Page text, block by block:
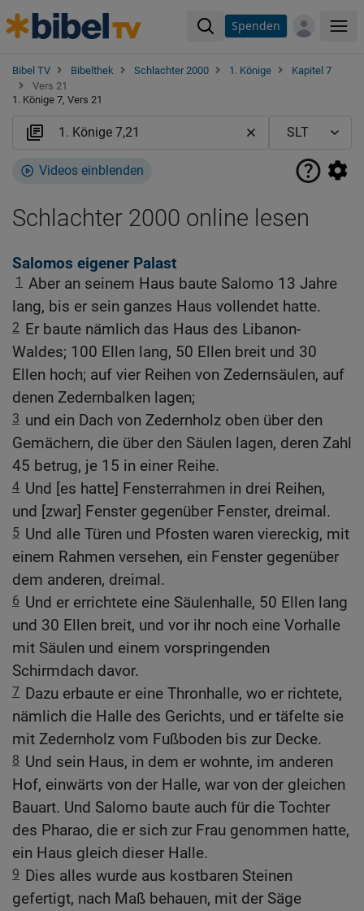
Spenden
Bibel TV Bibelthek Schlachter 2000 1. Könige
Kapitel 7
Vers 21
1. Könige 7, Vers 21
Videos einblenden
Schlachter 2000 online lesen
Salomos eigener Palast
1 Aber an seinem Haus baute Salomo 13 Jahre
lang, bis er sein ganzes Haus vollendet hatte.
2 Er baute nämlich das Haus des Libanon-
Waldes; 100 Ellen lang, 50 Ellen breit und 30
Ellen hoch; auf vier Reihen von Zedernsäulen, auf
denen Zedernbalken lagen;
3 und ein Dach von Zedernholz oben über den
Gemächern, die über den Säulen lagen, deren Zahl
45 betrug, je 15 in einer Reihe.
4 Und [es hatte] Fensterrahmen in drei Reihen,
und [zwar] Fenster gegenüber Fenster, dreimal.
5 Und alle Türen und Pfosten waren viereckig, mit
einem Rahmen versehen, ein Fenster gegenüber
dem anderen, dreimal.
6 Und er errichtete eine Säulenhalle, 50 Ellen lang
und 30 Ellen breit, und vor ihr noch eine Vorhalle
mit Säulen und einem vorspringenden
Schirmdach davor.
7 Dazu erbaute er eine Thronhalle, wo er richtete,
nämlich die Halle des Gerichts, und er täfelte sie
mit Zedernholz vom Fußboden bis zur Decke.
8 Und sein Haus, in dem er wohnte, im anderen
Hof, einwärts von der Halle, war von der gleichen
Bauart. Und Salomo baute auch für die Tochter
des Pharao, die er sich zur Frau genommen hatte,
ein Haus gleich dieser Halle.
9 Dies alles wurde aus kostbaren Steinen
gefertigt, nach Maß behauen, mit der Säge